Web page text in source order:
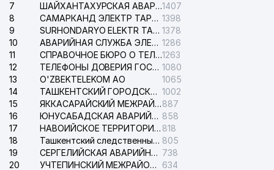
7
ШАЙХАНТАХУРСКАЯ АВАРИЙНАЯ СЛУЖБА ЭЛЕКТРОСЕТИ1407
8
САМАРКАНД ЭЛЕКТР ТАРМОКЛАРИ АО 1398
9
SURHONDARYO ELEKTR TARMOKLARI АО 1378
10
АВАРИЙНАЯ СЛУЖБА ЭЛЕКТРОСЕТИ ТАШКЕНТСКОГО РАЙОНА 1286
11
СПРАВОЧНОЕ БЮРО О ТЕЛЕФОНАХ ОРГАНИЗАЦИЙ г. ТАШКЕНТА1263
12
ТЕЛЕФОНЫ ДОВЕРИЯ ГОСУДАРСТВЕННОГО ЦЕНТРА ТЕСТИРОВАНИЯ 1080
13
O'ZBEKTELEKOM АО
1065
14
ТАШКЕНТСКИЙ ГОРОДСКОЙ СУД ПО ГРАЖДАНСКИМ ДЕЛАМ 1002
15
ЯККАСАРАЙСКИЙ МЕЖРАЙОННЫЙ СУД ПО ГРАЖДАНСКИМ ДЕЛАМ887
16
ЮНУСАБАДСКАЯ АВАРИЙНАЯ СЛУЖБА ЭЛЕКТРОСЕТИ 858
17
НАВОИЙСКОЕ ТЕРРИТОРИАЛЬНОЕ ПРЕДПРИЯТИЕ ЭЛЕКТРОСЕТИ АО 818
18
Ташкентский следственный изолятор 805
19
СЕРГЕЛИЙСКАЯ АВАРИЙНАЯ СЛУЖБА ЭЛЕКТРОСЕТИ 738
20
УЧТЕПИНСКИЙ МЕЖРАЙОННЫЙ СУД ПО ГРАЖДАНСКИМ ДЕЛАМ 634